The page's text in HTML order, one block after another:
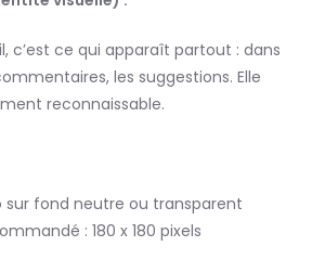
c’est ce qui apparaît partout : dans
les suggestions. Elle
reconnaissable.
sur fond neutre ou transparent
: 180 x 180 pixels